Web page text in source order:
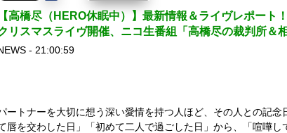
【高橋尽（HERO休眠中）】最新情報＆ライヴレポー
リスマスライヴ開催、ニコ生番組「高橋尽の裁判所＆
- 21:00:59
ートナーを大切に想う深い愛情を持つ人ほど、その人との記
唇を交わした日」「初めて二人で過ごした日」から、「喧嘩